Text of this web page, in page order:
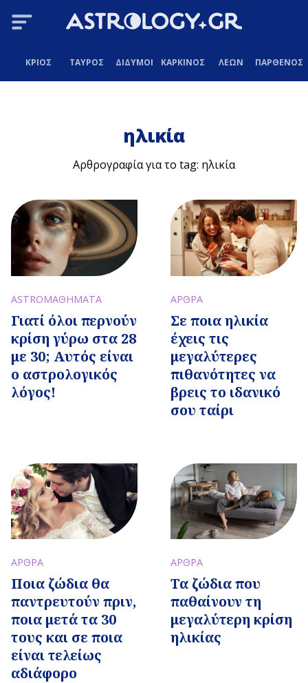
ΚΡΙΟΣ ΤΑΥΡΟΣ ΔΙΔΥΜΟΙ ΚΑΡΚΙΝΟΣ ΛΕΩΝ ΠΑΡΘΕΝΟΣ
ηλικία
Αρθρογραφία για το tag: ηλικία
ASTROΜΑΘΗΜΑΤΑ
Γιατί όλοι περνούν
κρίση γύρω στα 28
με 30; Αυτός είναι
ο αστρολογικός
λόγος!
ΑΡΘΡΑ
Σε ποια ηλικία
έχεις τις
μεγαλύτερες
πιθανότητες να
βρεις το ιδανικό
σου ταίρι
ΑΡΘΡΑ
Ποια ζώδια θα
παντρευτούν πριν,
ποια μετά τα 30
τους και σε ποια
είναι τελείως
αδιάφορο
ΑΡΘΡΑ
Τα ζώδια που
παθαίνουν τη
μεγαλύτερη κρίση
ηλικίας